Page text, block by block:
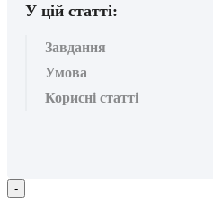
У цій статті:
Завдання
Умова
Корисні статті
-